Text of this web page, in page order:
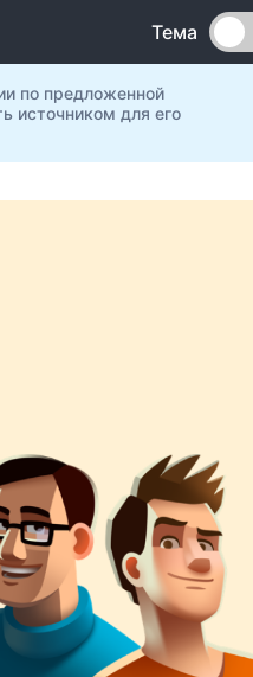
Тема
по предложенной
источником для его